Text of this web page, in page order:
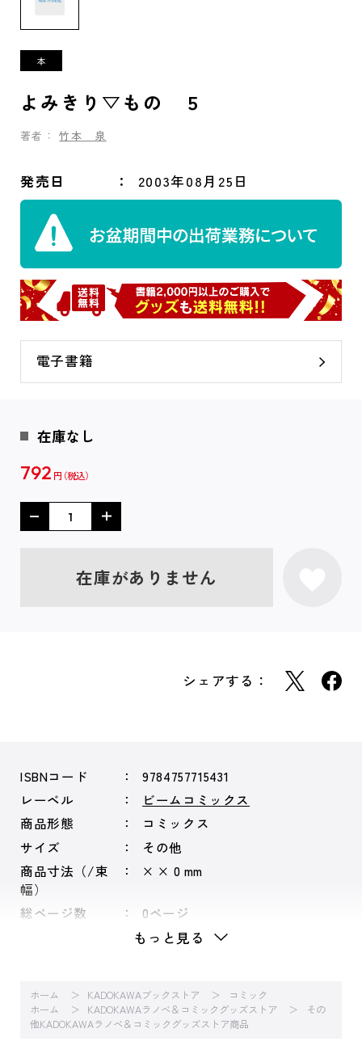
よみきり▽もの ５
著者： 竹本 泉
発売日 2003年08月25日
電子書籍
在庫なし
792 円
在庫がありません
シェアする：
ISBNコード
9784757715431
レーベル
ビームコミックス
商品形態
コミックス
サイズ
その他
商品寸法（/束
幅）
× × 0 mm
総ページ数 0ページ
もっと見る
ホーム KADOKAWAブックストア
コミック
ホーム
KADOKAWAラノベ＆コミックグッズストア
その
他KADOKAWAラノベ＆コミックグッズストア商品